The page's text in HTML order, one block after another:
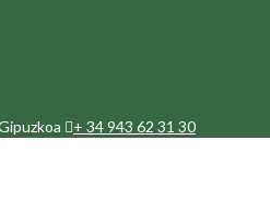
+ 34 943 62 31 30